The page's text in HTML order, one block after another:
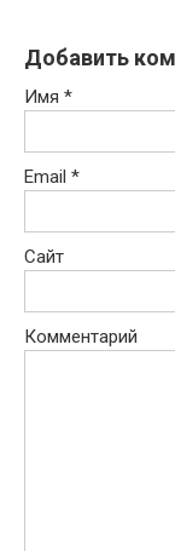
Добавить
Имя *
Email *
Сайт
Комментарий